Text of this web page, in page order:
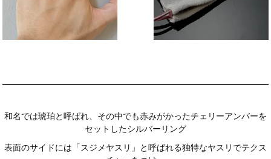
和名では琥珀と呼ばれ、その中でも赤みがかったチェリーアンバーを
セットしたシルバーリング
表面のサイドには「スジメヤスリ」と呼ばれる独特なヤスリでテクス